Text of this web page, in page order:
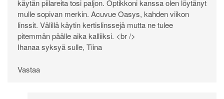
käytän piilareita tosi paljon. Optikkoni kanssa olen löytänyt
mulle sopivan merkin. Acuvue Oasys, kahden viikon
linssit. Välillä käytin kertislinssejä mutta ne tulee
pitemmän päälle aika kalliiksi. <br />
Ihanaa syksyä sulle, Tiina
Vastaa